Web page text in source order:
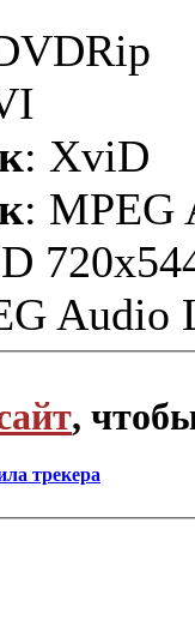
: XviD
: MPEG
Audio
,
трекера